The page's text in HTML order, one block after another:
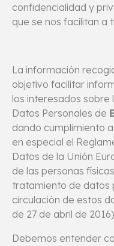
confidencialidad y
que se nos facilitan a
La información
objetivo facilitar
los interesados sobre
Datos Personales de
dando cumplimiento
en especial el
Datos de la Unión
de las personas
tratamiento de datos
circulación de estos
de 27 de abril de
Debemos entender